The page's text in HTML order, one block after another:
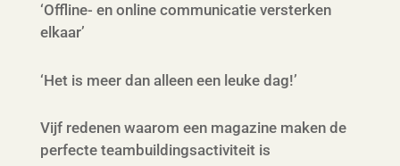
‘Offline- en online communicatie versterken
elkaar’
‘Het is meer dan alleen een leuke dag!’
Vijf redenen waarom een magazine maken de
perfecte teambuildingsactiviteit is